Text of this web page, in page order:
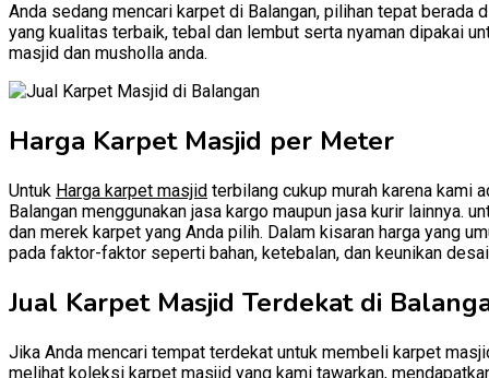
Anda sedang mencari karpet di Balangan, pilihan tepat berada
yang kualitas terbaik, tebal dan lembut serta nyaman dipakai
masjid dan musholla anda.
Harga Karpet Masjid per Meter
Untuk Harga karpet masjid terbilang cukup murah karena kami
Balangan menggunakan jasa kargo maupun jasa kurir lainnya.
dan merek karpet yang Anda pilih. Dalam kisaran harga yang
pada faktor-faktor seperti bahan, ketebalan, dan keunikan
Jual Karpet Masjid Terdekat di
Jika Anda mencari tempat terdekat untuk membeli karpet
melihat koleksi karpet masjid yang kami tawarkan,